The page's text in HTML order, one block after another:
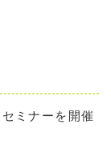
ミナーを開催